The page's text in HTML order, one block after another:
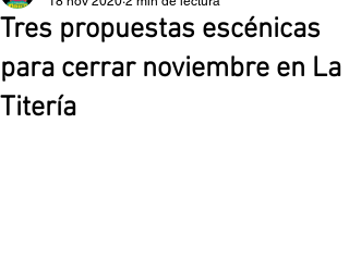
Tres propuestas escénicas
para cerrar noviembre en La
Titería